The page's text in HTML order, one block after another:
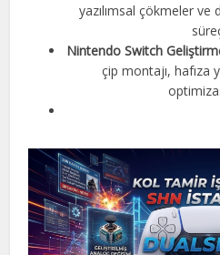
yazılımsal çökmeler ve
Nintendo Switch
çip montajı, hafıza